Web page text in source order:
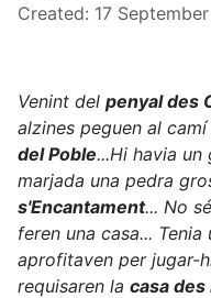
Created: 17
Venint del penyal des
alzines peguen al
del Poble...Hi havia
marjada una pedra
s'Encantament... No
feren una casa...
aprofitaven per jugar-
requisaren la casa des